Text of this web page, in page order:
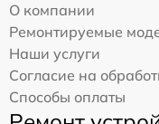
О компании
Ремонтируемые
Наши услуги
Согласие на
Способы оплаты